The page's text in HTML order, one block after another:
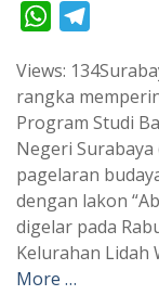
W
a
t
s
A
p
p
l
e
r
a
m
Views:
rangka
Program Studi
Negeri
pagelaran
dengan lakon
digelar pada
Kelurahan Lidah
More …